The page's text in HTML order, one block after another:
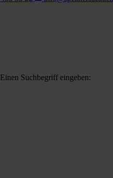
Einen Suchbegriff eingeben: